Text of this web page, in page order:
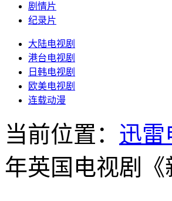
剧情片
纪录片
大陆电视剧
港台电视剧
日韩电视剧
欧美电视剧
连载动漫
当前位置： 迅雷
年英国电视剧